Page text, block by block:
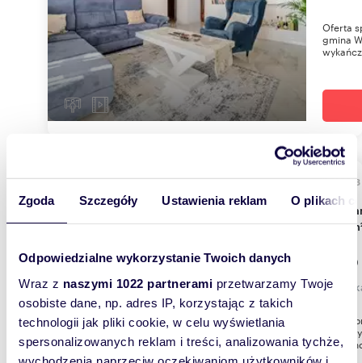
Zgoda Szczegóły Ustawienia reklam O plikach
Odpowiedzialne wykorzystanie Twoich danych
Wraz z naszymi 1022 partnerami przetwarzamy Twoje
osobiste dane, np. adres IP, korzystając z takich
technologii jak pliki cookie, w celu wyświetlania
spersonalizowanych reklam i treści, analizowania tychże,
Oferta
gmina
98,53
Polecam przestronne dwupoziomowe mieszkanie
98,5
1
z